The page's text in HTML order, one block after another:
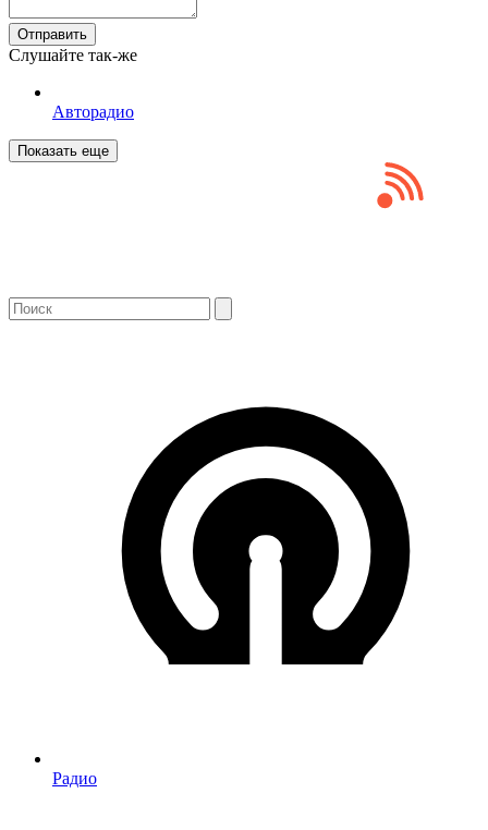
Отправить
Слушайте так-же
Авторадио
Показать еще
Радио